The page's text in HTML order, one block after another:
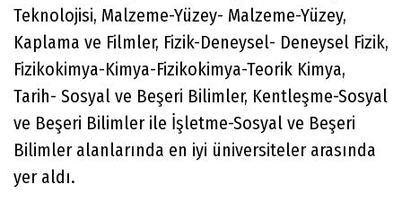
Teknolojisi, Malzeme-Yüzey- Malzeme-Yüzey,
Kaplama ve Filmler, Fizik-Deneysel- Deneysel Fizik,
Fizikokimya-Kimya-Fizikokimya-Teorik Kimya,
Tarih- Sosyal ve Beşeri Bilimler, Kentleşme-Sosyal
ve Beşeri Bilimler ile İşletme-Sosyal ve Beşeri
Bilimler alanlarında en iyi üniversiteler arasında
yer aldı.